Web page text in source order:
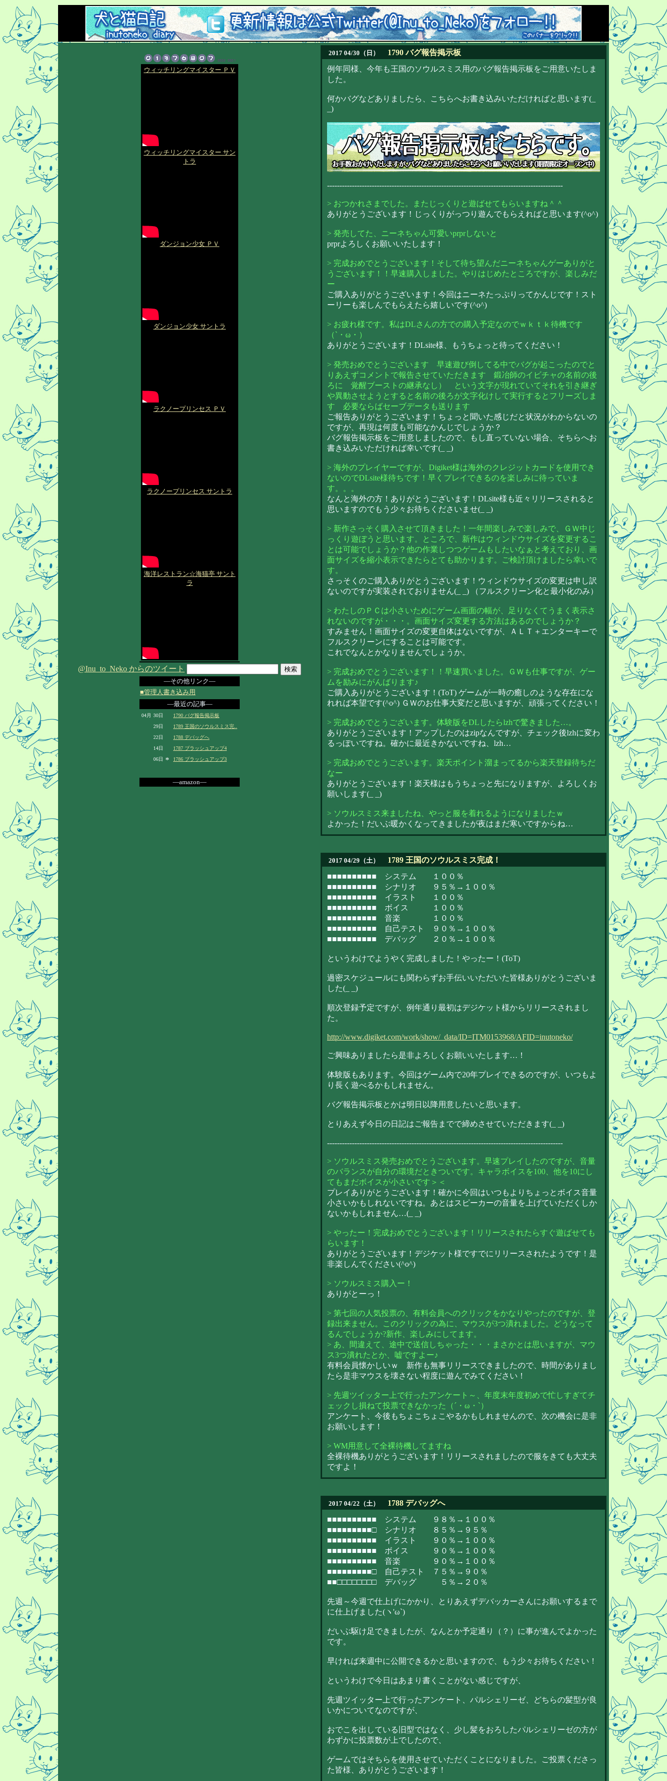
ウィッチリングマイスター ＰＶ
ウィッチリングマイスター サン
トラ
ダンジョン少女 ＰＶ
ダンジョン少女 サントラ
ラクノープリンセス ＰＶ
ラクノープリンセス サントラ
海洋レストラン☆海猫亭 サント
ラ
@Inu_to_Neko からのツイート
―その他リンク―
■管理人書き込み用
―最近の記事―
04月 30日
1790 バグ報告掲示板
29日
1789 王国のソウルスミス完..
22日
1788 デバッグへ
14日
1787 ブラッシュアップ4
06日
* 1786 ブラッシュアップ3
―amazon―
2017 04/30（日）
1790 バグ報告掲示板
例年同様、今年も王国のソウルスミス用のバグ報告掲示板をご用意いたしま
した。
何かバグなどありましたら、こちらへお書き込みいただければと思います(_
_)
-----------------------------------------------------------------------------------------------
> おつかれさまでした。またじっくりと遊ばせてもらいますね＾＾
ありがとうございます！じっくりがっつり遊んでもらえればと思います(^o^)
> 発売してた、ニーネちゃん可愛いprprしないと
prprよろしくお願いいたします！
> 完成おめでとうございます！そして待ち望んだニーネちゃんゲーありがと
うございます！！早速購入しました。やりはじめたところですが、楽しみだ
ー
ご購入ありがとうございます！今回はニーネたっぷりってかんじです！スト
ーリーも楽しんでもらえたら嬉しいです(^o^)
> お疲れ様です。私はDLさんの方での購入予定なのでｗｋｔｋ待機です
（`・ω・）
ありがとうございます！DLsite様、もうちょっと待ってください！
> 発売おめでとうございます 早速遊び倒してる中でバグが起こったのでと
りあえずコメントで報告させていただきます 鍛冶師のイビチャの名前の後
ろに 覚醒ブーストの継承なし） という文字が現れていてそれを引き継ぎ
や異動させようとすると名前の後ろが文字化けして実行するとフリーズしま
す 必要ならばセーブデータも送ります
ご報告ありがとうございます！ちょっと聞いた感じだと状況がわからないの
ですが、再現は何度も可能なかんじでしょうか？
バグ報告掲示板をご用意しましたので、もし直っていない場合、そちらへお
書き込みいただければ幸いです(_ _)
> 海外のプレイヤーですが、Digiket様は海外のクレジットカードを使用でき
ないのでDLsite様待ちです！早くプレイできるのを楽しみに待っていま
す。。。
なんと海外の方！ありがとうございます！DLsite様も近々リリースされると
思いますのでもう少々お待ちくださいませ(_ _)
> 新作さっそく購入させて頂きました！一年間楽しみで楽しみで、ＧＷ中じ
っくり遊ぼうと思います。ところで、新作はウィンドウサイズを変更するこ
とは可能でしょうか？他の作業しつつゲームもしたいなぁと考えており、画
面サイズを縮小表示できたらとても助かります。ご検討頂けましたら幸いで
す。
さっそくのご購入ありがとうございます！ウィンドウサイズの変更は申し訳
ないのですが実装されておりません(_ _) （フルスクリーン化と最小化のみ）
> わたしのＰＣは小さいためにゲーム画面の幅が、足りなくてうまく表示さ
れないのですが・・・。画面サイズ変更する方法はあるのでしょうか？
すみません！画面サイズの変更自体はないですが、ＡＬＴ＋エンターキーで
フルスクリーンにすることは可能です。
これでなんとかなりませんでしょうか。
> 完成おめでとうございます！！早速買いました。ＧＷも仕事ですが、ゲー
ムを励みにがんばります♪
ご購入ありがとうございます！(ToT) ゲームが一時の癒しのような存在にな
れれば本望です(^o^) ＧＷのお仕事大変だと思いますが、頑張ってください！
> 完成おめでとうございます。体験版をDLしたらlzhで驚きました…。
ありがとうございます！アップしたのはzipなんですが、チェック後lzhに変わ
るっぽいですね。確かに最近きかないですね、lzh…
> 完成おめでとうございます。楽天ポイント溜まってるから楽天登録待ちだ
なー
ありがとうございます！楽天様はもうちょっと先になりますが、よろしくお
願いします(_ _)
> ソウルスミス来ましたね、やっと服を着れるようになりましたｗ
よかった！だいぶ暖かくなってきましたが夜はまだ寒いですからね…
2017 04/29（土）
1789 王国のソウルスミス完成！
■■■■■■■■■■ システム １００％
■■■■■■■■■■ シナリオ ９５％→１００％
■■■■■■■■■■ イラスト １００％
■■■■■■■■■■ ボイス １００％
■■■■■■■■■■ 音楽 １００％
■■■■■■■■■■ 自己テスト ９０％→１００％
■■■■■■■■■■ デバッグ ２０％→１００％
というわけでようやく完成しました！やったー！(ToT)
過密スケジュールにも関わらずお手伝いいただいた皆様ありがとうございま
した(_ _)
順次登録予定ですが、例年通り最初はデジケット様からリリースされまし
た。
http://www.digiket.com/work/show/_data/ID=ITM0153968/AFID=inutoneko/
ご興味ありましたら是非よろしくお願いいたします…！
体験版もあります。今回はゲーム内で20年プレイできるのですが、いつもよ
り長く遊べるかもしれません。
バグ報告掲示板とかは明日以降用意したいと思います。
とりあえず今日の日記はご報告までで締めさせていただきます(_ _)
-----------------------------------------------------------------------------------------------
> ソウルスミス発売おめでとうございます。早速プレイしたのですが、音量
のバランスが自分の環境だときついです。キャラボイスを100、他を10にし
てもまだボイスが小さいです＞＜
プレイありがとうございます！確かに今回はいつもよりちょっとボイス音量
小さいかもしれないですね。あとはスピーカーの音量を上げていただくしか
ないかもしれません…(_ _)
> やったー！完成おめでとうございます！リリースされたらすぐ遊ばせても
らいます！
ありがとうございます！デジケット様ですでにリリースされたようです！是
非楽しんでください(^o^)
> ソウルスミス購入ー！
ありがとーっ！
> 第七回の人気投票の、有料会員へのクリックをかなりやったのですが、登
録出来ません。このクリックの為に、マウスが3つ潰れました。どうなって
るんでしょうか?新作、楽しみにしてます。
> あ、間違えて、途中で送信しちゃった・・・まさかとは思いますが、マウ
ス3つ潰れたとか、嘘ですよー♪
有料会員懐かしいｗ 新作も無事リリースできましたので、時間がありまし
たら是非マウスを壊さない程度に遊んでみてください！
> 先週ツイッター上で行ったアンケート～、年度末年度初めで忙しすぎてチ
ェックし損ねて投票できなかった（´・ω・`）
アンケート、今後もちょこちょこやるかもしれませんので、次の機会に是非
お願いします！
> WM用意して全裸待機してますね
全裸待機ありがとうございます！リリースされましたので服をきても大丈夫
ですよ！
2017 04/22（土）
1788 デバッグへ
■■■■■■■■■■ システム ９８％→１００％
■■■■■■■■■□ シナリオ ８５％→９５％
■■■■■■■■■■ イラスト ９０％→１００％
■■■■■■■■■■ ボイス ９０％→１００％
■■■■■■■■■■ 音楽 ９０％→１００％
■■■■■■■■■□ 自己テスト ７５％→９０％
■■□□□□□□□□ デバッグ ５％→２０％
先週～今週で仕上げにかかり、とりあえずデバッカーさんにお願いするまで
に仕上げました(ヽ'ω`)
だいぶ駆け足できましたが、なんとか予定通り（？）に事が進んでよかった
です。
早ければ来週中に公開できるかと思いますので、もう少々お待ちください！
というわけで今日はあまり書くことがない感じですが、
先週ツイッター上で行ったアンケート、パルシェリーゼ、どちらの髪型が良
いかについてなのですが、
おでこを出している旧型ではなく、少し髪をおろしたパルシェリーゼの方が
わずかに投票数が上でしたので、
ゲームではそちらを使用させていただくことになりました。ご投票くださっ
た皆様、ありがとうございます！